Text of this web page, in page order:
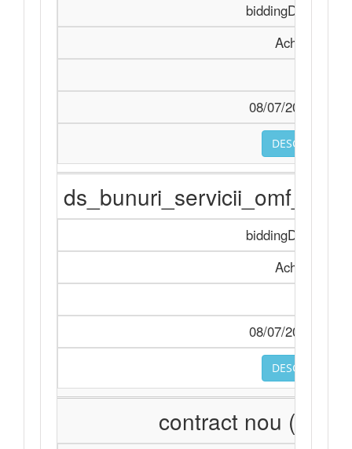
biddingDocuments
Achiziție
08/07/2026 08:34
DESCARCA
biddingDocuments
Achiziție
08/07/2026 08:34
DESCARCA
contract nou